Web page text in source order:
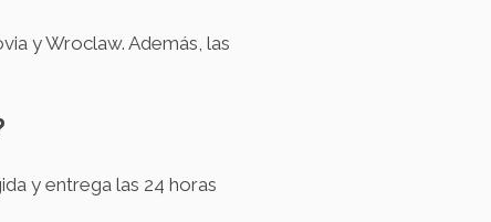
y Wroclaw. Además, las
y entrega las 24 horas